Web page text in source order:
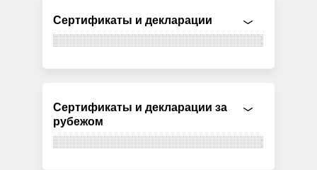
Сертификаты и декларации
Сертификаты и декларации за
рубежом